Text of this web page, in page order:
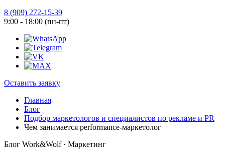
8 (909) 272-15-39
9:00 - 18:00 (пн-пт)
Оставить заявку
Главная
Блог
Подбор маркетологов и специалистов по рекламе и PR
Чем занимается performance-маркетолог
Блог Work&Wolf · Маркетинг